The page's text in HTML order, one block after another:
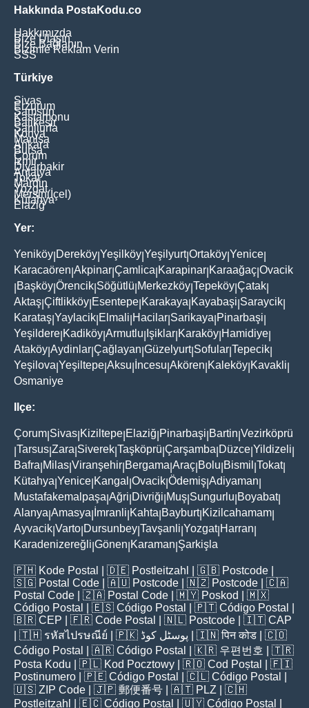
Hakkında PostaKodu.co
Hakkımızda
Bize Ulaşın
Bize Bağlanın
Bizimle Reklam Verin
SSS
Türkiye
Sivas
Erzurum
Samsun
Kastamonu
Balikesir
Şanliurfa
Konya
Manisa
Ankara
Bursa
Çorum
İzmir
Diyarbakir
Antalya
Tokat
Mardin
Yozgat
Mersin(İçel)
Kütahya
Elaziğ
Yer:
Yeniköy Dereköy Yeşilköy Yeşilyurt|Ortaköy Yenice
Karacaören Akpinar Çamlica Karapinar Karaağaç Ovacik
Başköy Örencik Söğütlü Merkezköy Tepeköy Çatak
Aktaş Çiftlikköy Esentepe Karakaya Kayabaşi Saraycik
Karataş Yaylacik Elmali Hacilar Sarikaya Pinarbaşi
Yeşildere Kadiköy Armutlu Işiklar Karaköy Hamidiye
Ataköy Aydinlar Çağlayan Güzelyurt| Sofular Tepecik
Yeşilova Yeşiltepe Aksu İncesu Akören Kaleköy Kavakli
Osmaniye
Ilçe:
Çorum Sivas Kiziltepe Elaziğ Pinarbaşi Bartin Vezirköprü
Tarsus Zara Siverek Taşköprü Çarşamba Düzce Yildizeli
Bafra Milas Viranşehir Bergama Araç Bolu Bismil Tokat|
Kütahya Yenice Kangal Ovacik Ödemiş Adiyaman
Mustafakemalpaşa Ağri Divriği Muş Sungurlu Boyabat|
Alanya Amasya İmranli Kahta Bayburt| Kizilcahamam
Ayvacik Varto Dursunbey Tavşanli Yozgat| Harran
Karadenizereğli Gönen Karaman Şarkişla
🇵🇭 Kode Postal | 🇩🇪 Postleitzahl | 🇬🇧 Postcode
🇸🇬 Postal Code | 🇦🇺 Postcode | 🇳🇿 Postcode | 🇨🇦
Postal Code | 🇿🇦 Postal Code | 🇲🇾 Poskod
| 🇲🇽
Código Postal
| 🇪🇸 Código Postal | 🇵🇹 Código Postal
🇧🇷 CEP | 🇫🇷 Code Postal | 🇳🇱 Postcode | 🇮🇹 CAP
| 🇹🇭 รหัสไปรษณีย์ | 🇵🇰 پوسٹل کوڈ | 🇮🇳पिन कोड | 🇨🇴
Código Postal
| 🇦🇷 Código Postal | 🇰🇷 우편번호
| 🇹🇷
Posta Kodu | 🇵🇱 Kod Pocztowy | 🇷🇴 Cod Poștal
| 🇫🇮
Postinumero | 🇵🇪 Código Postal | 🇨🇱 Código Postal
🇺🇸 ZIP Code | 🇯🇵 郵便番号 | 🇦🇹 PLZ | 🇨🇭
Postleitzahl
| 🇪🇨 Código Postal | 🇺🇾 Código Postal